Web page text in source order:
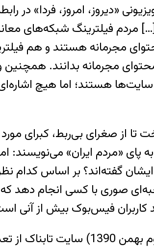
«دیروز، امروز، فردا»
فیلترینگ شبکه‌های
مجرمانه هستند و هم
هستند؛ اما هیچ اشاره‌ای
تا از صغرای بی‌ربط، کبرای
«مردم ایران» می‌نویسند:
ایشان گفته‌اند؟ بر اساس
صوری با کسی انجام دهد که